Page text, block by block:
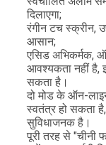
दिलाएगा;
रंगीन टच स्क्रीन,
आसान;
एसिड अभिकर्मक,
आवश्यकता नहीं है,
सकता है।
दो मोड के ऑन-
स्वतंत्र हो सकता
सुविधाजनक है।
पूरी तरह से "चीनी